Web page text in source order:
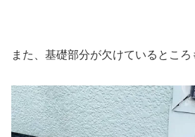
また、基礎部分が欠けているところ